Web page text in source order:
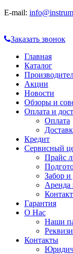
E-mail:
Заказать звонок
Главная
Каталог
Акции
Новости
Обзоры и
Оплата и
Оплата
Кредит
Сервисный
Прайс
Забор и
Аренда
Гарантия
О Нас
Наши
Контакты